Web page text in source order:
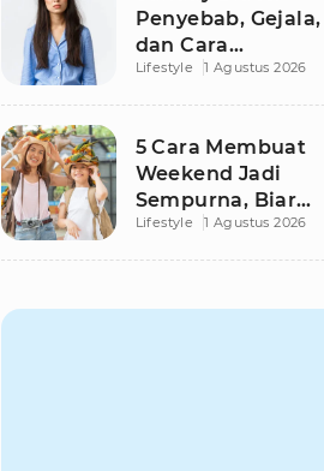
Penyebab, Gejala,
dan Cara
Mengatasinya agar
Lifestyle 1 Agustus 2026
5 Cara Membuat
Weekend Jadi
Sempurna, Biar
Pikiran Fresh dan
Lifestyle 1 Agustus 2026